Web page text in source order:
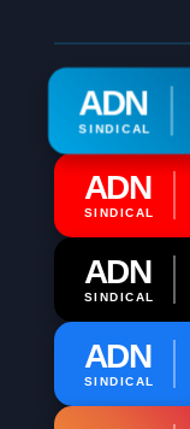
ADN
SINDICAL
ADN
SINDICAL
ADN
SINDICAL
ADN
SINDICAL